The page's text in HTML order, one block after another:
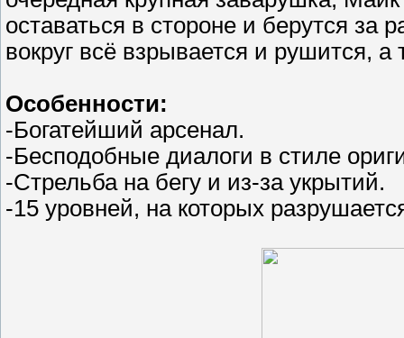
оставаться в стороне и берутся
вокруг всё взрывается и рушится,
Особенности:
-Богатейший арсенал.
-Бесподобные диалоги в стиле
-Стрельба на бегу и из-за укрытий.
-15 уровней, на которых